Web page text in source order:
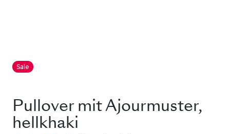
Sale
Pullover mit Ajourmuster,
hellkhaki